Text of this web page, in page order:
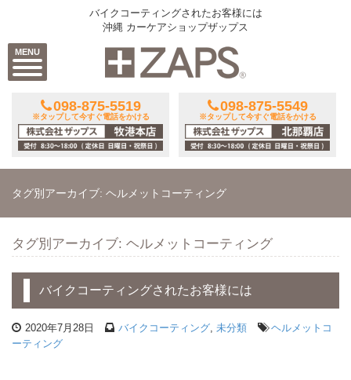
MENU
バイクコーティングされたお客様には
沖縄 カーケアショップザップス
098-875-5519
※タップして今すぐ電話をかける
098-875-5549
※タップして今すぐ電話をかける
タグ別アーカイブ: ヘルメットコーティング
タグ別アーカイブ: ヘルメットコーティング
バイクコーティングされたお客様には
2020年7月28日 バイクコーティング 未分類
ヘルメットコ
ーティング